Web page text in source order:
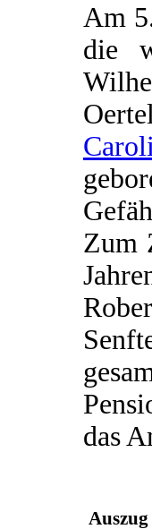
Am
die
Zum
das